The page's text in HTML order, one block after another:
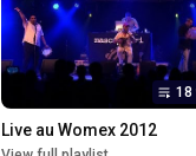
18
Live au Womex 2012